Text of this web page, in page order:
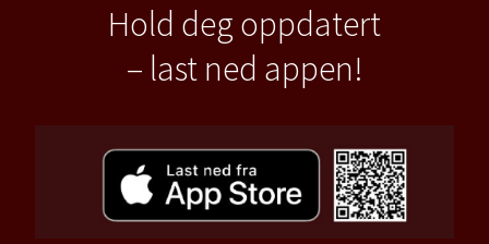
Hold deg oppdatert
– last ned appen!